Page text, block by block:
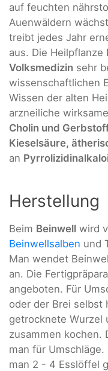
auf feuchten
Auenwäldern
treibt jedes Jahr
aus. Die
Volksmedizin sehr
wissenschaftlichen
Wissen der alten
arzneiliche wirksame
Cholin und
Kieselsäure,
an
Herstellung
Beim Beinwell wird
Beinwellsalben und
Man wendet
an. Die
angeboten. Für
oder der Brei selbst
getrocknete Wurzel
zusammen kochen.
man für
man 2 - 4 Esslöffel